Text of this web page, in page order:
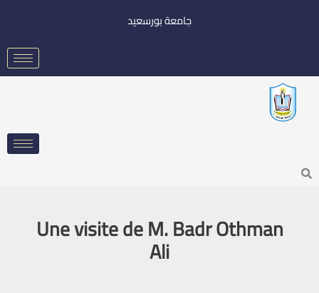
جامعة بورسعيد
Search
Une visite de M. Badr Othman
Ali